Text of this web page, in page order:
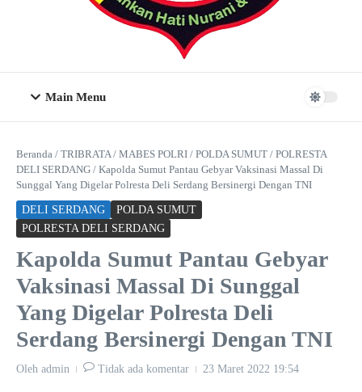
Main Menu
Beranda / TRIBRATA/ MABES POLRI / POLDA SUMUT / POLRESTA
DELI SERDANG / Kapolda Sumut Pantau Gebyar Vaksinasi Massal Di
Sunggal Yang Digelar Polresta Deli Serdang Bersinergi Dengan TNI
DELI SERDANG
POLDA SUMUT
POLRESTA DELI SERDANG
Kapolda Sumut Pantau Gebyar
Vaksinasi Massal Di Sunggal
Yang Digelar Polresta Deli
Serdang Bersinergi Dengan TNI
Oleh admin Tidak ada komentar 23 Maret 2022 19:54